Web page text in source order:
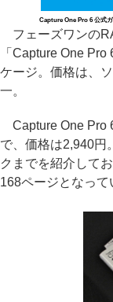
Capture One Pro 6 公式
フェーズワンの
「Capture One
ケージ。価格は、
一。
Capture One Pro
で、価格は2,940円
クまでを紹介して
168ページとなって